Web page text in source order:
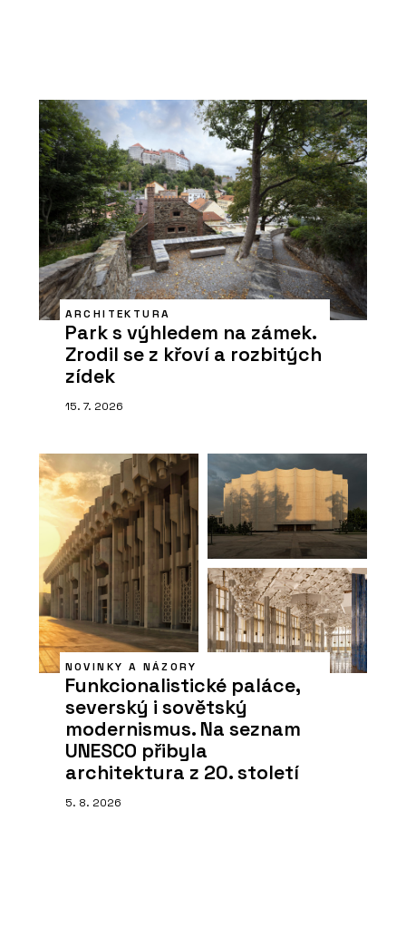
ARCHITEKTURA
Park s výhledem na zámek.
Zrodil se z křoví a rozbitých
zídek
15. 7. 2026
NOVINKY A NÁZORY
Funkcionalistické paláce,
severský i sovětský
modernismus. Na seznam
UNESCO přibyla
architektura z 20. století
5. 8. 2026